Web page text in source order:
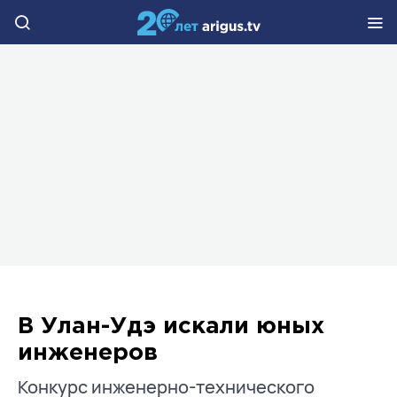
В Улан-Удэ искали юных
инженеров
Конкурс инженерно-технического